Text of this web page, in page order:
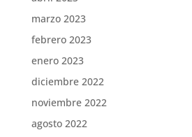
marzo 2023
febrero 2023
enero 2023
diciembre 2022
noviembre 2022
agosto 2022